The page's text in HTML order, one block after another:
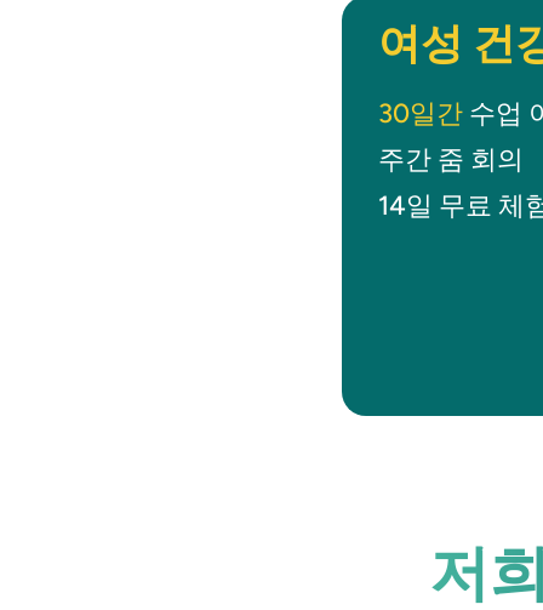
여성 건
30일간 수업
주간 줌 회의
14일 무료 체
저